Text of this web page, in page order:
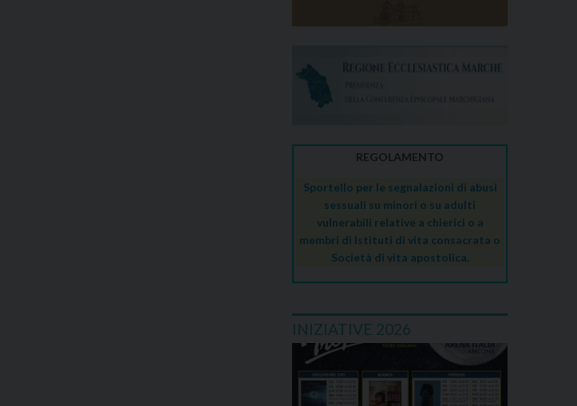
REGOLAMENTO
Sportello per le segnalazioni di abusi
sessuali su minori o su adulti
vulnerabili relative a chierici o a
membri di Istituti di vita consacrata o
Società di vita apostolica.
INIZIATIVE 2026